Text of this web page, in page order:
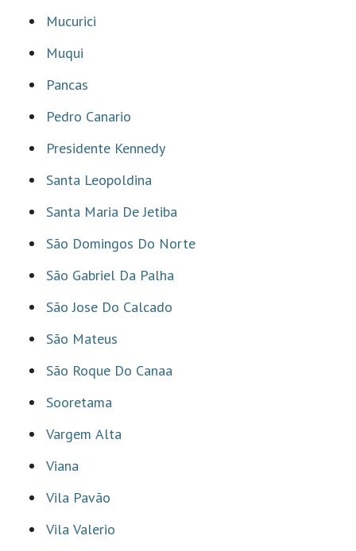
Mucurici
Muqui
Pancas
Pedro Canario
Presidente Kennedy
Santa Leopoldina
Santa Maria De Jetiba
São Domingos Do Norte
São Gabriel Da Palha
São Jose Do Calcado
São Mateus
São Roque Do Canaa
Sooretama
Vargem Alta
Viana
Vila Pavão
Vila Valerio